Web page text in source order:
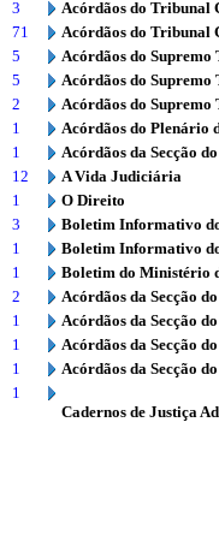
3
Acórdãos do Tribunal
71
Acórdãos do Tribunal
5
Acórdãos do
5
Acórdãos do
2
Acórdãos do
1
Acórdãos do Plenário
1
Acórdãos da Secção
12
A Vida Judiciária
1
O Direito
3
Boletim Informativo
1
Boletim Informativo
1
Boletim do Ministério
2
Acórdãos da Secção
1
Acórdãos da Secção
1
Acórdãos da Secção
1
Acórdãos da Secção
1
Cadernos de Justiça